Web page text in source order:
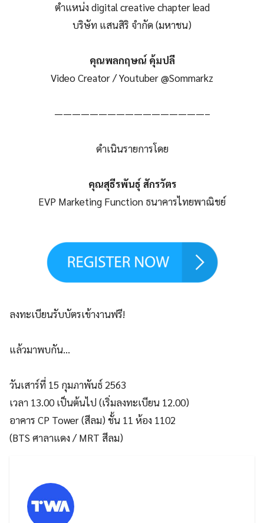
ตำแหน่ง digital creative chapter lead
บริษัท แสนสิริ จำกัด (มหาชน)
คุณพลกฤษณ์ คุ้มปลี
Video Creator / Youtuber @Sommarkz
—————————————————–
ดำเนินรายการโดย
คุณสุธีรพันธ์ุ สักรวัตร
EVP Marketing Function ธนาคารไทยพาณิชย์
ลงทะเบียนรับบัตรเข้างานฟรี!
แล้วมาพบกัน…
วันเสาร์ที่ 15 กุมภาพันธ์ 2563
เวลา 13.00 เป็นต้นไป (เริ่มลงทะเบียน 12.00)
อาคาร CP Tower (สีลม) ชั้น 11 ห้อง 1102
(BTS ศาลาแดง / MRT สีลม)